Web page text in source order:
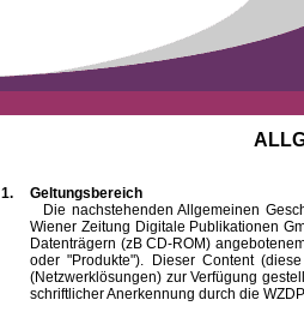
1.
Geltungsbereich
Die nachstehenden Allgemeinen
Wiener Zeitung Digitale Publikationen
Datenträgern (zB CD-ROM)
oder "Produkte"). Dieser Content
(Netzwerklösungen) zur Verfügung
schriftlicher Anerkennung durch die